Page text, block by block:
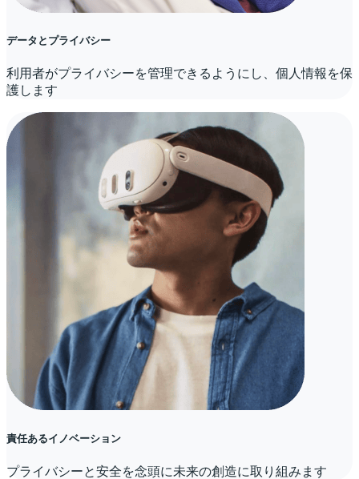
データとプライバシー
利用者がプライバシーを管理できるようにし、個人情報を保
護します
責任あるイノベーション
プライバシーと安全を念頭に未来の創造に取り組みます